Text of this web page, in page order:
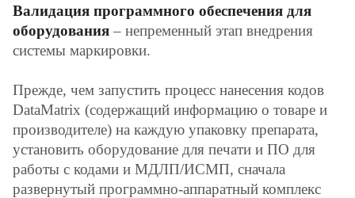
Валидация программного обеспечения для
оборудования – непременный этап внедрения
системы маркировки.
Прежде, чем запустить процесс нанесения кодов
DataMatrix (содержащий информацию о товаре и
производителе) на каждую упаковку препарата,
установить оборудование для печати и ПО для
работы с кодами и МДЛП/ИСМП, сначала
развернутый программно-аппаратный комплекс